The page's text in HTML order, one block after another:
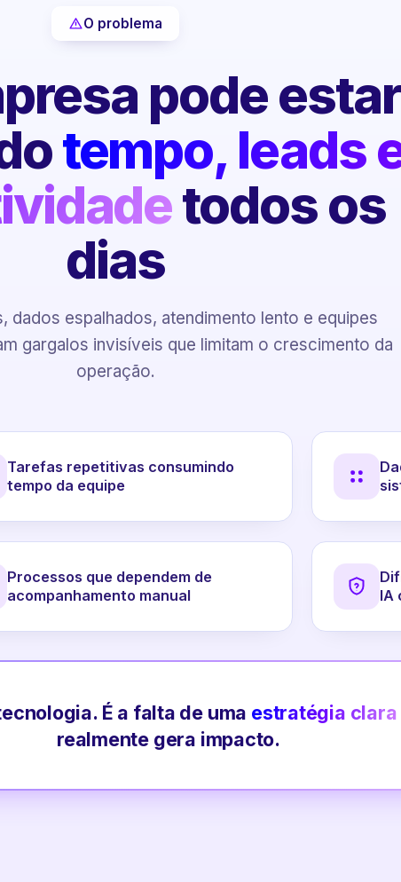
O problema
pode estar
tempo, leads
todos os
dias
dados espalhados, atendimento lento e equipes
gargalos invisíveis que limitam o crescimento da
operação.
Tarefas repetitivas consumindo
tempo da equipe
Processos que dependem de
acompanhamento manual
IA
É a falta de uma estratégia clara
realmente gera impacto.